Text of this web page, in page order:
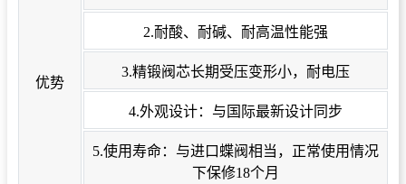
优势
2.耐酸、耐碱、耐高温性能强
3.精锻阀芯长期受压变形小，耐电压
4.外观设计：与国际最新设计同步
5.使用寿命：与进口蝶阀相当，正常使用情况
下保修18个月